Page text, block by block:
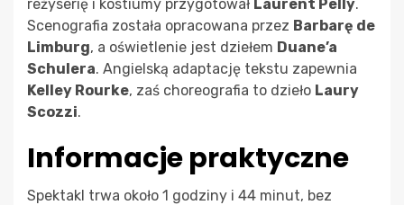
reżyserię i kostiumy przygotował Laurent Pelly.
Scenografia została opracowana przez Barbarę de
Limburg, a oświetlenie jest dziełem Duane’a
Schulera. Angielską adaptację tekstu zapewnia
Kelley Rourke, zaś choreografia to dzieło Laury
Scozzi.
Informacje praktyczne
Spektakl trwa około 1 godziny i 44 minut, bez